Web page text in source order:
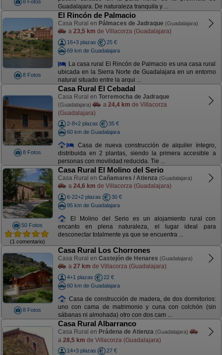
8 Fotos
Guadalajara. De naturaleza tranquila y ...
8 Fotos
El Rincón de Palmacio
Casa Rural en Pálmaces de Jadraque (Guadalajara)
a 23,5 km de Villacorza (Guadalajara)
16+3 plazas
25 €
69 km de Guadalajara
La casa rural El Rincón de Palmacio es una casa rural
ubicada en la Sierra Norte de Guadalajara en un entorno
natural situado entre la arqui ...
8 Fotos
Casa Rural El Cebadal
Casa Rural en Torremocha de Jadraque
(Guadalajara) a 24,4 km de Villacorza
(Guadalajara)
2-8+2 plazas
35 €
60 km de Guadalajara
Casa de nueva construcción de alquiler íntegro,
distribuida en 2 plantas, siendo la primera accesible a
personas con movilidad reducida. Tie ...
50 Fotos
(1 comentario)
Casa Rural El Molino del Serio
Casa Rural en Cañamares / Atienza (Guadalajara)
a 24,6 km de Villacorza (Guadalajara)
6-22+2 plazas
30 €
95 km de Guadalajara
El Molino del Serio es un alojamiento rural con
encanto en plena naturaleza, el lugar ideal para
desconectar totalmente ya que se encuentra ...
8 Fotos
Casa Rural Los Chorrones
Casa Rural en Castejón de Henares (Guadalajara)
a 27 km de Villacorza (Guadalajara)
4+1 plazas
22 €
60 km de Guadalajara
Casa de construcción de madera, de dos dormitorios:
uno con cama de matrimonio y cuna con colchón (sin
sábanas ni almohada) otro con dos cam ...
Casa Rural Albarranco
Casa Rural en Prádena de Atienza (Guadalajara)
a 28,5 km de Villacorza (Guadalajara)
14+3 plazas
27 €